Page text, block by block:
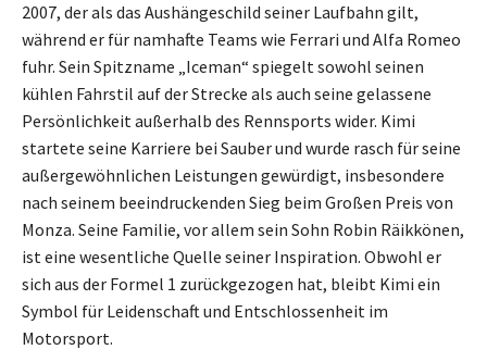
2007, der als das Aushängeschild seiner Laufbahn gilt,
während er für namhafte Teams wie Ferrari und Alfa Romeo
fuhr. Sein Spitzname „Iceman“ spiegelt sowohl seinen
kühlen Fahrstil auf der Strecke als auch seine gelassene
Persönlichkeit außerhalb des Rennsports wider. Kimi
startete seine Karriere bei Sauber und wurde rasch für seine
außergewöhnlichen Leistungen gewürdigt, insbesondere
nach seinem beeindruckenden Sieg beim Großen Preis von
Monza. Seine Familie, vor allem sein Sohn Robin Räikkönen,
ist eine wesentliche Quelle seiner Inspiration. Obwohl er
sich aus der Formel 1 zurückgezogen hat, bleibt Kimi ein
Symbol für Leidenschaft und Entschlossenheit im
Motorsport.